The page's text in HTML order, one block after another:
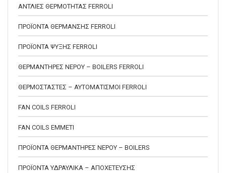
ΑΝΤΛΙΕΣ ΘΕΡΜΟΤΗΤΑΣ FERROLI
ΠΡΟΪΟΝΤΑ ΘΕΡΜΑΝΣΗΣ FERROLI
ΠΡΟΪΟΝΤΑ ΨΥΞΗΣ FERROLI
ΘΕΡΜΑΝΤΗΡΕΣ ΝΕΡΟΥ – BOILERS FERROLI
ΘΕΡΜΟΣΤΑΣΤΕΣ – ΑΥΤΟΜΑΤΙΣΜΟΙ FERROLI
FAN COILS FERROLI
FAN COILS EMMETI
ΠΡΟΪΟΝΤΑ ΘΕΡΜΑΝΤΗΡΕΣ ΝΕΡΟΥ – BOILERS
ΠΡΟΪΟΝΤΑ ΥΔΡΑΥΛΙΚΑ – ΑΠΟΧΕΤΕΥΣΗΣ